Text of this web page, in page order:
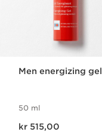
Men energizing gel
50 ml
kr 515,00